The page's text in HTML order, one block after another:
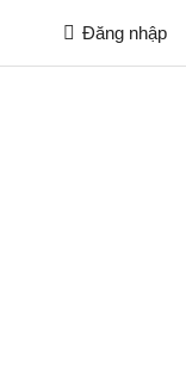
Đăng nhập